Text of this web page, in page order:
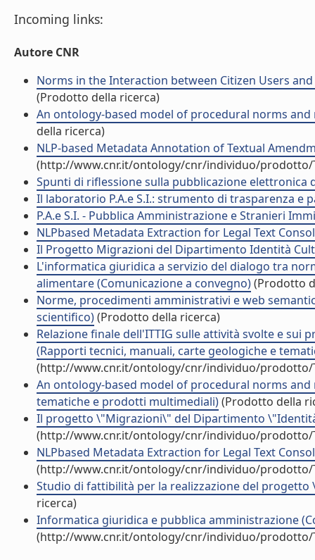
Incoming links:
Autore CNR
Norms in the Interaction between Citizen Users
(Prodotto della ricerca)
An ontology-based model of procedural norms
della ricerca)
NLP-based Metadata Annotation of Textual
(http://www.cnr.it/ontology/cnr/individuo/prodotto/
Spunti di riflessione sulla pubblicazione elettronica
Il laboratorio P.A.e S.I.: strumento di trasparenza e
P.A.e S.I. - Pubblica Amministrazione e Stranieri
NLPbased Metadata Extraction for Legal Text
Il Progetto Migrazioni del Dipartimento Identità
L'informatica giuridica a servizio del dialogo tra
alimentare (Comunicazione a convegno)(Prodotto
Norme, procedimenti amministrativi e web
scientifico)(Prodotto della ricerca)
Relazione finale dell'ITTIG sulle attività svolte e sui
(Rapporti tecnici, manuali, carte geologiche e
(http://www.cnr.it/ontology/cnr/individuo/prodotto/
An ontology-based model of procedural norms
tematiche e prodotti multimediali)(Prodotto della
Il progetto \"Migrazioni\" del Dipartimento
(http://www.cnr.it/ontology/cnr/individuo/prodotto/
NLPbased Metadata Extraction for Legal Text
(http://www.cnr.it/ontology/cnr/individuo/prodotto/
Studio di fattibilità per la realizzazione del
ricerca)
Informatica giuridica e pubblica amministrazione
(http://www.cnr.it/ontology/cnr/individuo/prodotto/